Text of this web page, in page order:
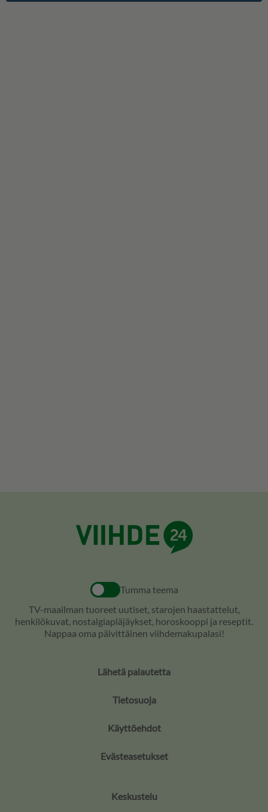
Tumma teema
TV-maailman tuoreet uutiset, starojen haastattelut,
henkilökuvat, nostalgiapläjäykset, horoskooppi ja reseptit.
Nappaa oma päivittäinen viihdemakupalasi!
Lähetä palautetta
Tietosuoja
Käyttöehdot
Evästeasetukset
Keskustelu